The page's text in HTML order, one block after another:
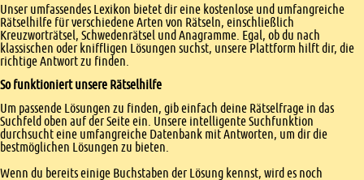
Unser umfassendes Lexikon bietet dir eine kostenlose und umfangreiche
Rätselhilfe für verschiedene Arten von Rätseln, einschließlich
Kreuzworträtsel, Schwedenrätsel und Anagramme. Egal, ob du nach
klassischen oder kniffligen Lösungen suchst, unsere Plattform hilft dir, die
richtige Antwort zu finden.
So funktioniert unsere Rätselhilfe
Um passende Lösungen zu finden, gib einfach deine Rätselfrage in das
Suchfeld oben auf der Seite ein. Unsere intelligente Suchfunktion
durchsucht eine umfangreiche Datenbank mit Antworten, um dir die
bestmöglichen Lösungen zu bieten.
Wenn du bereits einige Buchstaben der Lösung kennst, wird es noch